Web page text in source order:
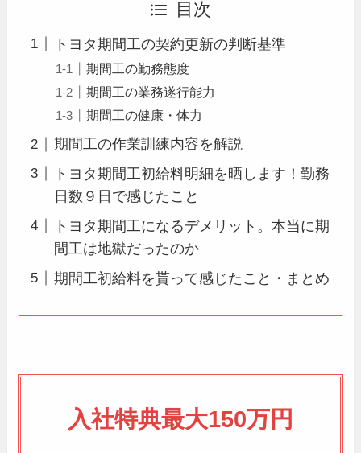
目次
トヨタ期間工の契約更新の判断基準
期間工の勤務態度
期間工の業務遂行能力
期間工の健康・体力
期間工の作業訓練内容を解説
トヨタ期間工初給料明細を晒します！勤務
日数９日で感じたこと
トヨタ期間工になるデメリット。本当に期
間工は地獄だったのか
期間工初給料を貰って感じたこと・まとめ
入社特典最大150万円